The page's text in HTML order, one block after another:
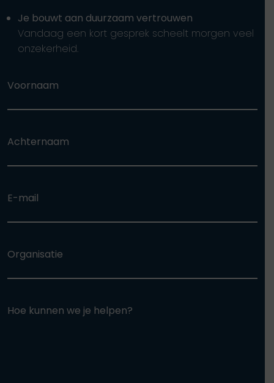
Je bouwt aan duurzaam vertrouwen
Vandaag een kort gesprek scheelt morgen veel
onzekerheid.
Voornaam
Achternaam
E-mail
Organisatie
Hoe kunnen we je helpen?